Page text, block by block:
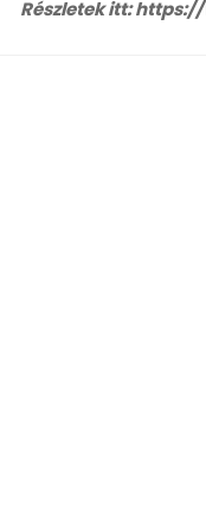
Részletek itt: